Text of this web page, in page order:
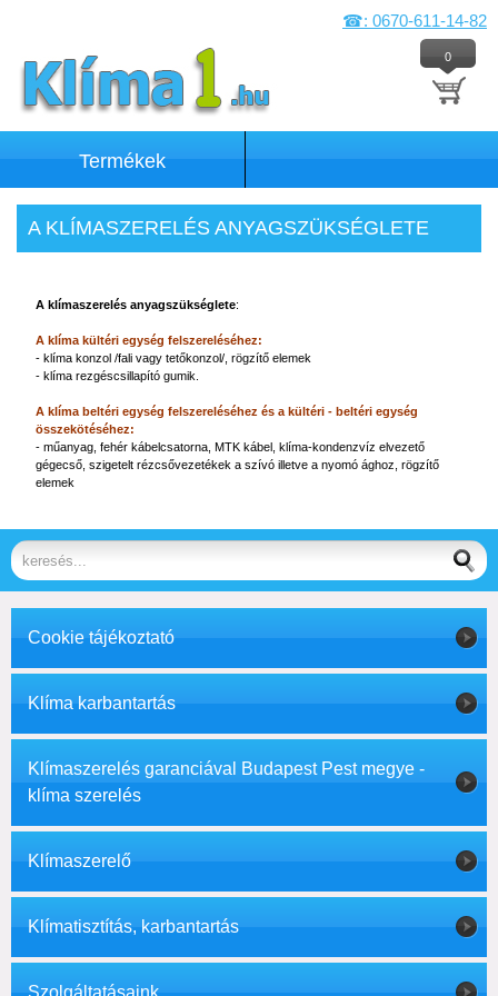
☎: 0670-611-14-82
0
Termékek
A KLÍMASZERELÉS ANYAGSZÜKSÉGLETE
A klímaszerelés anyagszükséglete:
A klíma kültéri egység felszereléséhez:
- klíma konzol /fali vagy tetőkonzol/, rögzítő elemek
- klíma rezgéscsillapító gumik.
A klíma beltéri egység felszereléséhez és a kültéri - beltéri egység
összekötéséhez:
- műanyag, fehér kábelcsatorna, MTK kábel, klíma-kondenzvíz elvezető
gégecső, szigetelt rézcsővezetékek a szívó illetve a nyomó ághoz, rögzítő
elemek
Cookie tájékoztató
Klíma karbantartás
Klímaszerelés garanciával Budapest Pest megye -
klíma szerelés
Klímaszerelő
Klímatisztítás, karbantartás
Szolgáltatásaink